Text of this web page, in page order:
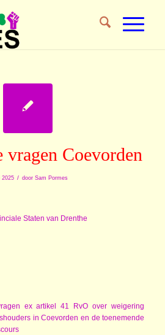
Coevorden
2025 / door Sam Pormes
Staten van Drenthe
ex artikel 41 RvO over weigering
in Coevorden en de toenemende